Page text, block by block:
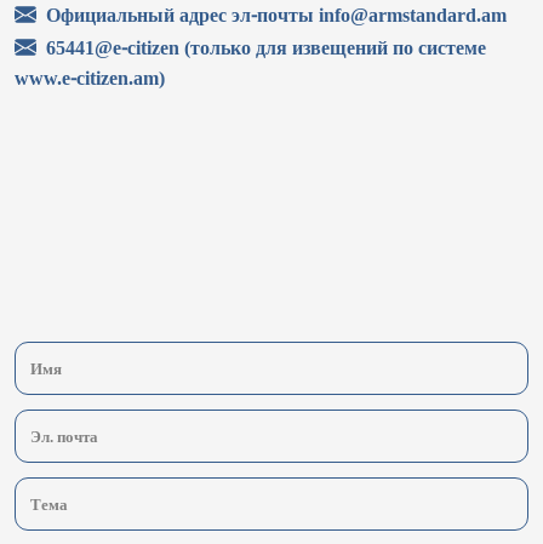
Официальный адрес эл-почты info@armstandard.am
65441@e-citizen (только для извещений по системе
www.e-citizen.am)